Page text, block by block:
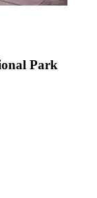
Park